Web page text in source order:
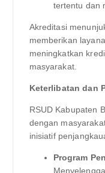
tertentu dan
Akreditasi
memberikan
meningkatkan
masyarakat.
Keterlibatan dan
RSUD Kabupaten
dengan
inisiatif
Program